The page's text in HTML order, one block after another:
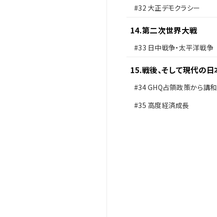
#32 大正デモクラシー
14.第二次世界大戦
#33 日中戦争・太平洋戦争
15.戦後、そして現代の日
#34GHQ占領政策から講
#35 高度経済成長